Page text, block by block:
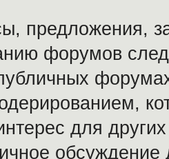
предложения,
форумов
для
обсуждение